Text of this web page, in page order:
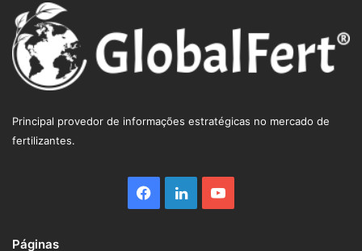
Principal provedor de informações estratégicas no mercado de
fertilizantes.
Facebook
LinkedinYouTube
Páginas